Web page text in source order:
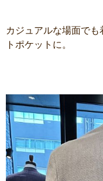
カジュアルな場面で
トポケットに。